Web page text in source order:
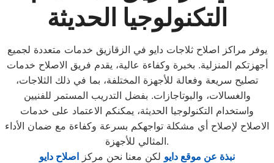
التكنولوجيا الحديثة
يوفر مراكز اصلاح ثلاجات دايو في الزقازيق خدمات متعددة لجميع
أجهزتكم المنزلية. بخبرة وكفاءة عالية، يقدم فريق الاصلاح خدمات
تصليح سريعة وفعالة للأجهزة المختلفة، بما في ذلك الثلاجات،
والغسالات، والبوتاجازات. بفضل التدريب المستمر للفنيين
واستخدام التكنولوجيا الحديثة، يمكنكم الاعتماد على خدمات
الاصلاح لإصلاح أي مشكلة تواجهكم بسرعة وكفاءة مع ضمان الأداء
المثالي للأجهزة.
نبذة عن موقع دايو لكن معنا نحن مركز اصلاح دايو